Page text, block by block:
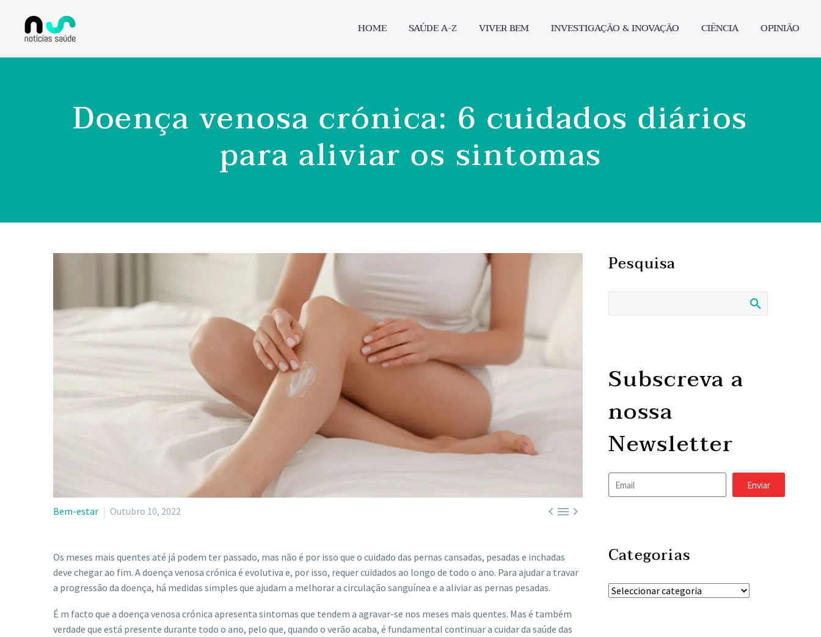
HOME SAÚDE A-Z VIVER BEM INVESTIGAÇÃO & INOVAÇÃO CIÊNCIA OPINIÃO
Doença venosa crónica: 6 cuidados diários
para aliviar os sintomas

Bem-estar Outubro 10, 2022
Os meses mais quentes até já podem ter passado, mas não é por isso que o cuidado das pernas cansadas, pesadas e inchadas
deve chegar ao fim. A doença venosa crónica é evolutiva e, por isso, requer cuidados ao longo de todo o ano. Para ajudar a travar
a progressão da doença, há medidas simples que ajudam a melhorar a circulação sanguínea e a aliviar as pernas pesadas.
É m facto que a doença venosa crónica apresenta sintomas que tendem a agravar-se nos meses mais quentes. Mas é também
verdade que está presente durante todo o ano, pelo que, quando o verão acaba, é fundamental continuar a cuidar da saúde das
Pesquisa
Subscreva a
nossa
Newsletter
Enviar
Categorias